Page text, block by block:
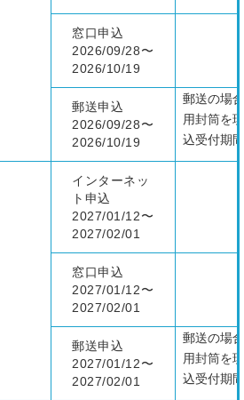
窓口申込
2026/09/28〜
2026/10/19
郵送申込
2026/09/28〜
2026/10/19
郵送の場
用封筒を
込受付期
インターネッ
ト申込
2027/01/12〜
2027/02/01
窓口申込
2027/01/12〜
2027/02/01
郵送申込
2027/01/12〜
2027/02/01
郵送の場
用封筒を
込受付期